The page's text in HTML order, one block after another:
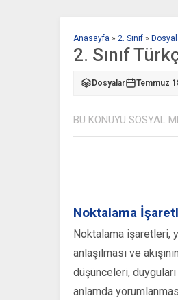
Anasayfa » 2. Sınıf »
2. Sınıf
Dosyalar Temmuz
BU KONUYU SOSYAL
Noktalama
Noktalama işaretleri,
anlaşılması ve
düşünceleri,
anlamda